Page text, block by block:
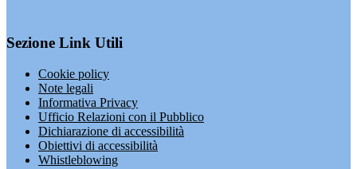
Sezione Link Utili
Cookie policy
Note legali
Informativa Privacy
Ufficio Relazioni con il Pubblico
Dichiarazione di accessibilità
Obiettivi di accessibilità
Whistleblowing